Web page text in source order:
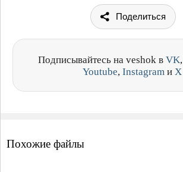
Поделиться
Подписывайтесь на veshok в VK,
Youtube, Instagram и X
Похожие файлы